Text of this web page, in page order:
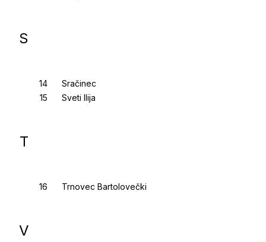
S
Sračinec
Sveti Ilija
T
Trnovec Bartolovečki
V